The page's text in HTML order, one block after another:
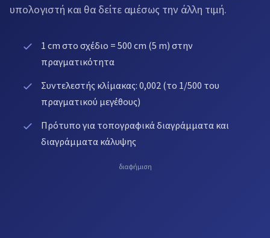
υπολογιστή και θα δείτε αμέσως την άλλη τιμή.
1 cm στο σχέδιο = 500 cm (5 m) στην
πραγματικότητα
Συντελεστής κλίμακας: 0,002 (το 1/500 του
πραγματικού μεγέθους)
Πρότυπο για τοπογραφικά διαγράμματα και
διαγράμματα κάλυψης
διαφήμιση